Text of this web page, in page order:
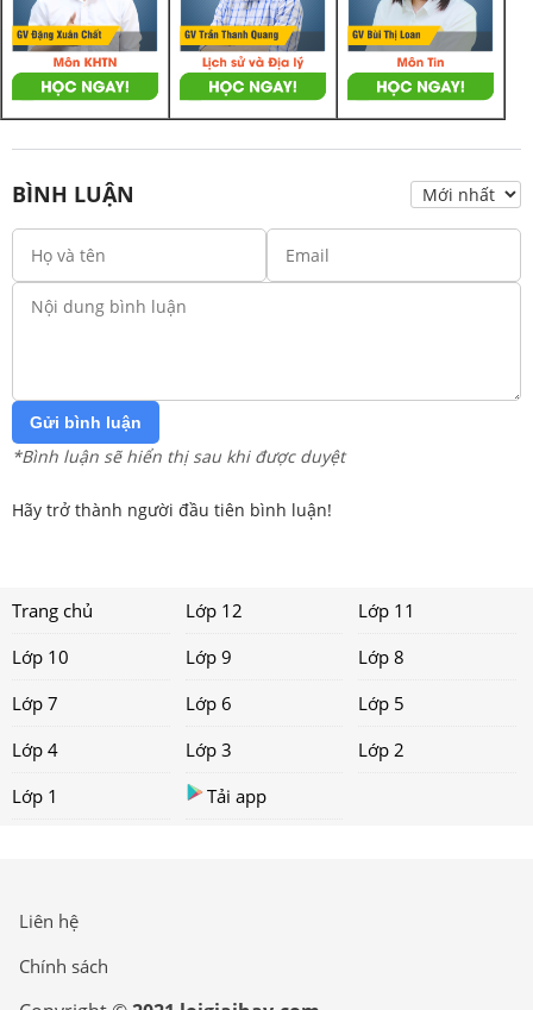
BÌNH LUẬN
Gửi bình luận
*Bình luận sẽ hiển thị sau khi được duyệt
Hãy trở thành người đầu tiên bình luận!
Trang chủ Lớp 12
Lớp 11
Lớp 10
Lớp 9
Lớp 8
Lớp 7
Lớp 6
Lớp 5
Lớp 4
Lớp 3
Lớp 2
Lớp 1
Tải app
Liên hệ
Chính sách